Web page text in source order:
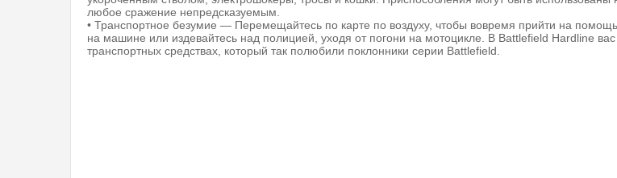
любое сражение непредсказуемым.
• Транспортное безумие — Перемещайтесь по карте по воздуху, чтобы вовремя прийти на
на машине или издевайтесь над полицией, уходя от погони на мотоцикле. В Battlefield Hardline
транспортных средствах, который так полюбили поклонники серии Battlefield.